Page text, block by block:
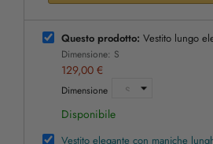
Questo prodotto: Vestito lungo
Dimensione: S
129,00 €
Dimensione
Disponibile
Vestito elegante con maniche